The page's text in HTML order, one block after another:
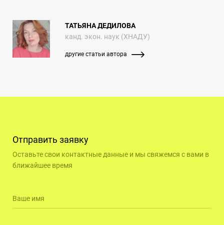
ТАТЬЯНА ДЕДИЛОВА
канд. экон. наук (ХНАДУ)
другие статьи автора
Отправить заявку
Оставьте свои контактные данные и мы свяжемся с вами в
ближайшее время
Ваше имя